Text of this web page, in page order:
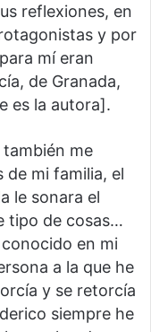
reflexiones, en
y por
mí eran
de Granada,
es la autora].
me
de mi familia, el
le sonara el
tipo de cosas…
en mi
a la que he
y se retorcía
siempre he